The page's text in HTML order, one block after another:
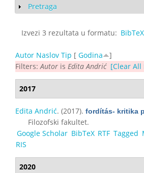
Show
Pretraga
Izvezi 3 rezultata u formatu: BibTeX
Autor Naslov Tip [ Godina
]
Filters: Autor is Edita Andrić [Clear All
2017
Edita Andrić. (2017). fordítás- kritika
Filozofski fakultet.
Google Scholar BibTeX RTF Tagged
RIS
2020